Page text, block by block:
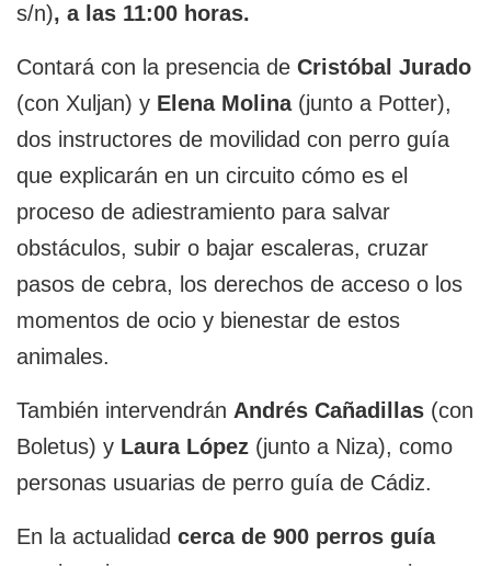
s/n), a las 11:00 horas.
Contará con la presencia de Cristóbal Jurado
(con Xuljan) y Elena Molina(junto a Potter),
dos instructores de movilidad con perro guía
que explicarán en un circuito cómo es el
proceso de adiestramiento para salvar
obstáculos, subir o bajar escaleras, cruzar
pasos de cebra, los derechos de acceso o los
momentos de ocio y bienestar de estos
animales.
También intervendrán Andrés Cañadillas (con
Boletus) y Laura López (junto a Niza), como
personas usuarias de perro guía de Cádiz.
En la actualidad cerca de 900 perros guía